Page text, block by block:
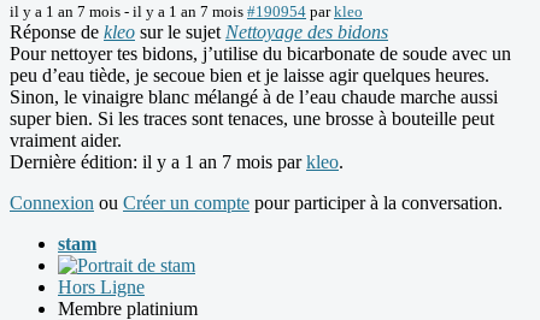
il y a 1 an 7 mois - il y a 1 an 7 mois #190954 parkleo
Réponse de kleo sur le sujet Nettoyage des bidons
Pour nettoyer tes bidons, j’utilise du bicarbonate de soude avec un
peu d’eau tiède, je secoue bien et je laisse agir quelques heures.
Sinon, le vinaigre blanc mélangé à de l’eau chaude marche aussi
super bien. Si les traces sont tenaces, une brosse à bouteille peut
vraiment aider.
Dernière édition: il y a 1 an 7 mois parkleo.
Connexion ou Créer un compte pour participer à la conversation.
stam
Hors Ligne
Membre platinium